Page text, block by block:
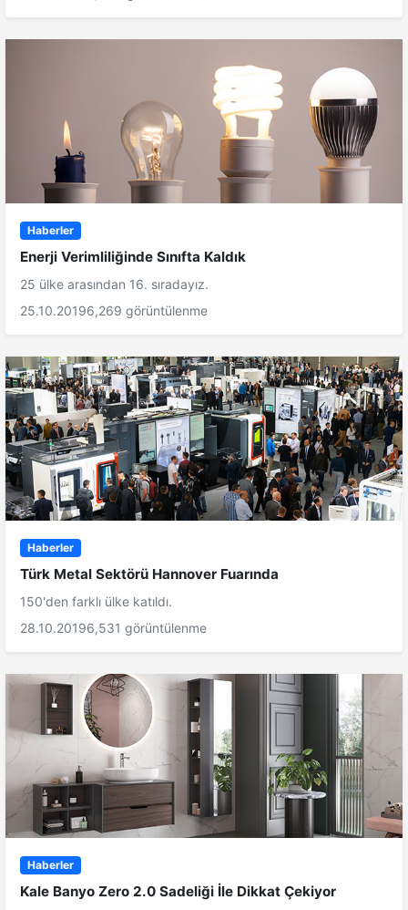
Haberler
Enerji Verimliliğinde Sınıfta Kaldık
25 ülke arasından 16. sıradayız.
25.10.20196,269 görüntülenme
Haberler
Türk Metal Sektörü Hannover Fuarında
150'den farklı ülke katıldı.
28.10.20196,531 görüntülenme
Haberler
Kale Banyo Zero 2.0 Sadeliği İle Dikkat Çekiyor